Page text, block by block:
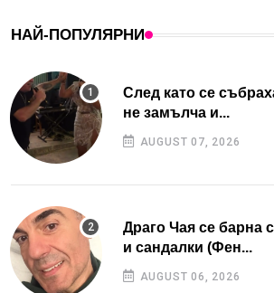
НАЙ-ПОПУЛЯРНИ
След като се
не замълча и...
AUGUST 07, 2026
Драго Чая се барна
и сандалки (Фен...
AUGUST 06, 2026